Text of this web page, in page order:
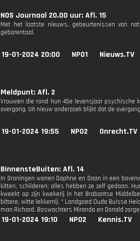
NOS Journaal 20.00 uur: Afl. 15
Met het laatste nieuws, gebeurtenissen van
gebarentaal.
19-01-2024 20:00 NPO1 Nieuws.TV
Meldpunt: Afl. 2
Vrouwen die rond hun 45e levensjaar
overgang. Uit nieuw onderzoek blijkt dat de
19-01-2024 19:55 NPO2 Onrecht.TV
BinnensteBuiten: Afl. 14
In Groningen wonen Daphne en Daan in een
kitten, schilderen; alles hebben ze zelf gedaan.
kweekt op zijn kwekerij in het Brabantse
bittere, witte lekkernij. * Landgoed Oude Buisse
man Richard. Boswachters Miranda en Donald
19-01-2024 19:10 NPO2 Kennis.TV